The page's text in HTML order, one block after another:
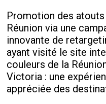
Promotion des
Réunion via une
innovante de
ayant visité le site
couleurs de la
Victoria : une
appréciée des